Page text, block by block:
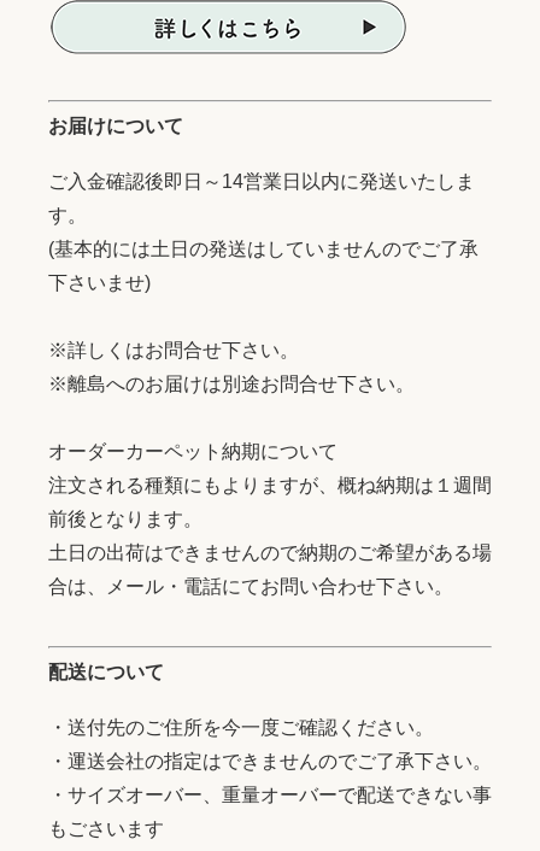
お届けについて
ご入金確認後即日～14営業日以内に発送いたしま
す。
(基本的には土日の発送はしていませんのでご了承
下さいませ)
※詳しくはお問合せ下さい。
※離島へのお届けは別途お問合せ下さい。
オーダーカーペット納期について
注文される種類にもよりますが、概ね納期は１週間
前後となります。
土日の出荷はできませんので納期のご希望がある場
合は、メール・電話にてお問い合わせ下さい。
配送について
・送付先のご住所を今一度ご確認ください。
・運送会社の指定はできませんのでご了承下さい。
・サイズオーバー、重量オーバーで配送できない事
もごさいます